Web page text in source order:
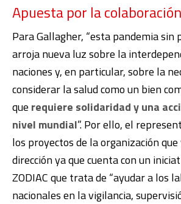
Apuesta por la colaboración
Para Gallagher, “esta pandemia sin
arroja nueva luz sobre la
naciones y, en particular, sobre la
considerar la salud como un bien
que requiere solidaridad y una
nivel mundial”. Por ello, el
los proyectos de la organización
dirección ya que cuenta con un
ZODIAC que trata de “ayudar a los
nacionales en la vigilancia,